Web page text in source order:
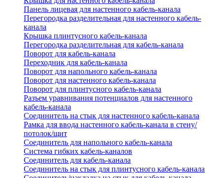
Панель лицевая для настенного кабель-канала
Перегородка разделительная для настенного кабель-
канала
Крышка плинтусного кабель-канала
Перегородка разделительная для кабель-канала
Поворот для кабель-канала
Переходник для кабель-канала
Поворот для напольного кабель-канала
Поворот для настенного кабель-канала
Поворот для плинтусного кабель-канала
Разъем уравнивания потенциалов для настенного
кабель-канала
Соединитель на стык для настенного кабель-канала
Рамка для ввода настенного кабель-канала в стену/
потолок/щит
Соединитель для напольного кабель-канала
Система гибких кабель-каналов
Соединитель для кабель-канала
Соединитель на стык для плинтусного кабель-канала